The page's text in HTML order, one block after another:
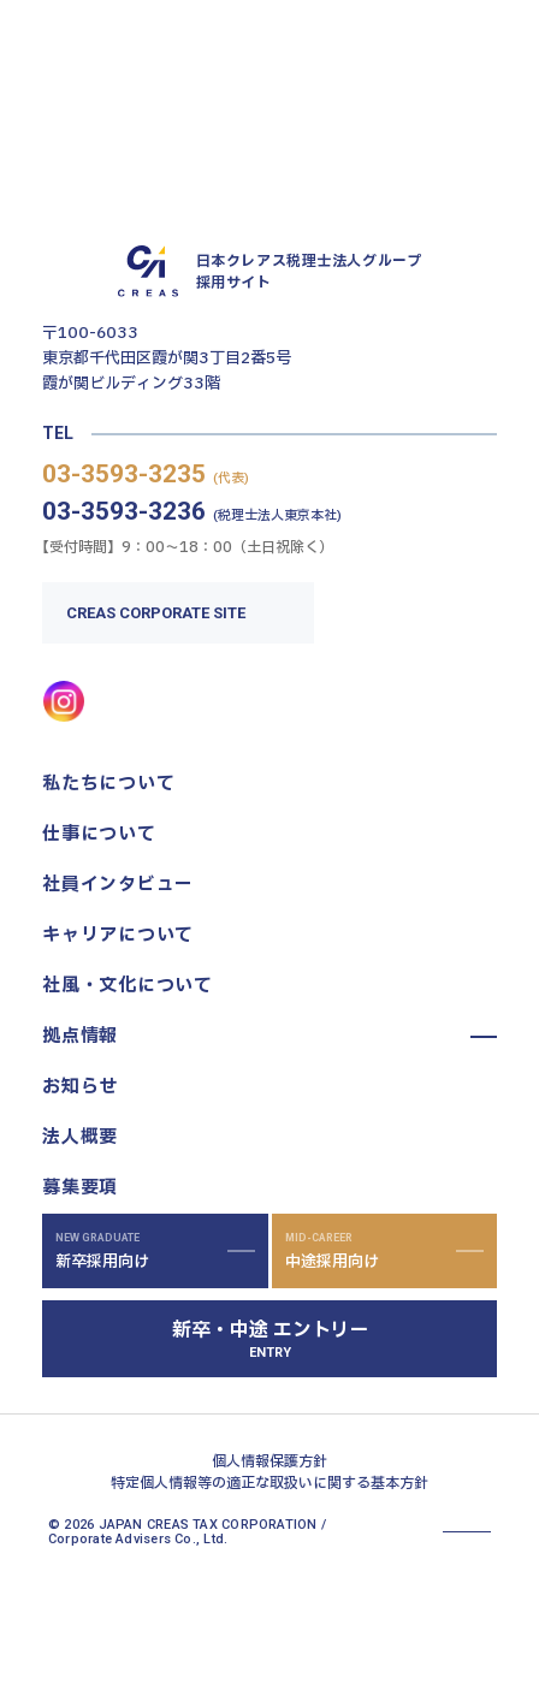
日本クレアス税理士法人グループ
採用サイト
〒100-6033
東京都千代田区霞が関3丁目2番5号
霞が関ビルディング33階
TEL
03-3593-3235 (代表)
03-3593-3236 (税理士法人東京本社)
【受付時間】9：00〜18：00（土日祝除く）
CREAS CORPORATE SITE
私たちについて
仕事について
社員インタビュー
キャリアについて
社風・文化について
拠点情報
東京本社
埼玉川口本部
千葉本部
高崎本部
富山本部
高岡本部
大阪本部
宮崎本部
お知らせ
法人概要
募集要項
NEW GRADUATE
新卒採用向け
MID-CAREER
中途採用向け
新卒・中途 エントリー
ENTRY
© 2026 JAPAN CREAS TAX CORPORATION /
Corporate Advisers Co., Ltd.
個人情報保護方針
特定個人情報等の適正な取扱いに関する基本方針